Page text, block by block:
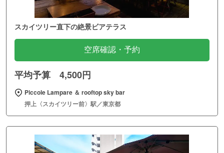
スカイツリー直下の絶景ビアテラス
空席確認・予約
平均予算 4,500円
Piccole Lampare ＆ rooftop sky bar
押上〈スカイツリー前〉駅／東京都